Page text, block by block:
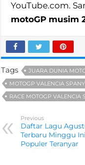
YouTube.com.
motoGP musim
Tags JUARA DUNIA
MOTOGP VALENCIA
RACE MOTOGP VALENCIA
Previous
Daftar Lagu
Terbaru Minggu
Populer Teranyar